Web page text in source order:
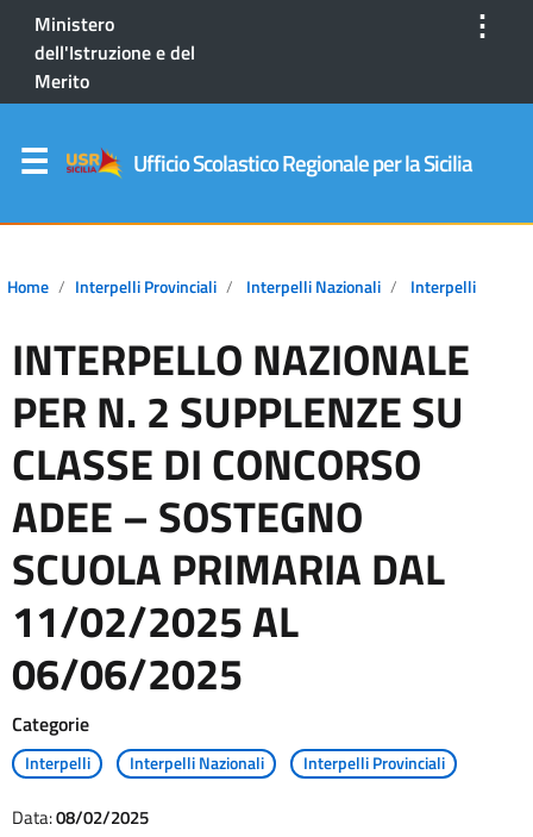
Ministero
dell'Istruzione e del
Merito
⋮
Ufficio Scolastico Regionale per la Sicilia
Home Interpelli Provinciali Interpelli Nazionali Interpelli
INTERPELLO NAZIONALE
PER N. 2 SUPPLENZE SU
CLASSE DI CONCORSO
ADEE – SOSTEGNO
SCUOLA PRIMARIA DAL
11/02/2025 AL
06/06/2025
Categorie
Interpelli Interpelli Nazionali Interpelli Provinciali
Data:08/02/2025